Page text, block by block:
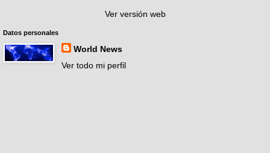
Ver versión web
Datos personales
World News
Ver todo mi perfil